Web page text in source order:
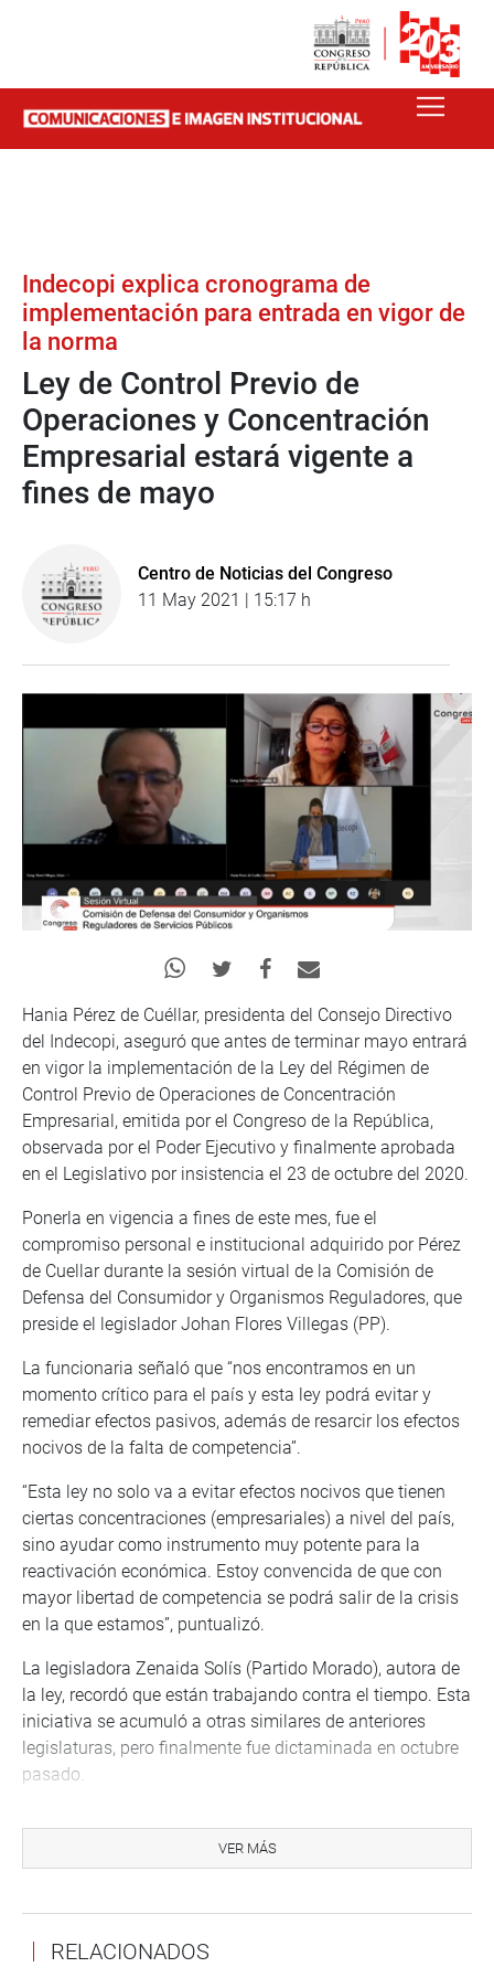
Indecopi explica cronograma de
implementación para entrada en vigor de
la norma
Ley de Control Previo de
Operaciones y Concentración
Empresarial estará vigente a
fines de mayo
Centro de Noticias del Congreso
11 May 2021 | 15:17 h
Hania Pérez de Cuéllar, presidenta del Consejo Directivo
del Indecopi, aseguró que antes de terminar mayo entrará
en vigor la implementación de la Ley del Régimen de
Control Previo de Operaciones de Concentración
Empresarial, emitida por el Congreso de la República,
observada por el Poder Ejecutivo y finalmente aprobada
en el Legislativo por insistencia el 23 de octubre del 2020.
Ponerla en vigencia a fines de este mes, fue el
compromiso personal e institucional adquirido por Pérez
de Cuellar durante la sesión virtual de la Comisión de
Defensa del Consumidor y Organismos Reguladores, que
preside el legislador Johan Flores Villegas (PP).
La funcionaria señaló que “nos encontramos en un
momento crítico para el país y esta ley podrá evitar y
remediar efectos pasivos, además de resarcir los efectos
nocivos de la falta de competencia”.
“Esta ley no solo va a evitar efectos nocivos que tienen
ciertas concentraciones (empresariales) a nivel del país,
sino ayudar como instrumento muy potente para la
reactivación económica. Estoy convencida de que con
mayor libertad de competencia se podrá salir de la crisis
en la que estamos”, puntualizó.
La legisladora Zenaida Solís (Partido Morado), autora de
la ley, recordó que están trabajando contra el tiempo. Esta
iniciativa se acumuló a otras similares de anteriores
legislaturas, pero finalmente fue dictaminada en octubre
pasado.
que esta ley entre en vigencia ahora o quizás nunca, debe
entrar en vigencia ahora cuando todos los agentes del
ARCHIVAN DECRETO DE URGENCIA 013-2019
VER MÁS
RELACIONADOS